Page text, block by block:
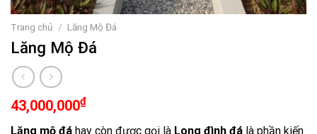
Trang chủ / Lăng Mộ Đá
Lăng Mộ Đá
43,000,000₫
Lăng mộ đá hay còn được gọi là Long đình đá là phần kiến